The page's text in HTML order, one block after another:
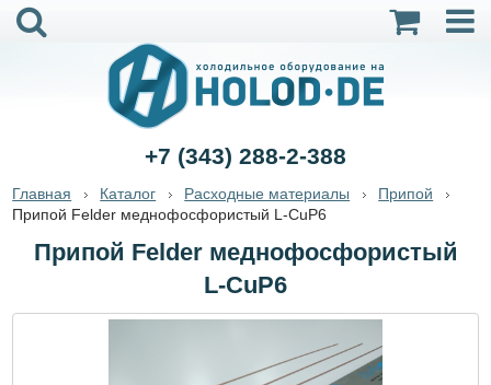
+7 (343) 288-2-388
Главная Каталог Расходные материалы
Припой
Припой Felder меднофосфористый L-CuP6
Припой Felder меднофосфористый
L-CuP6